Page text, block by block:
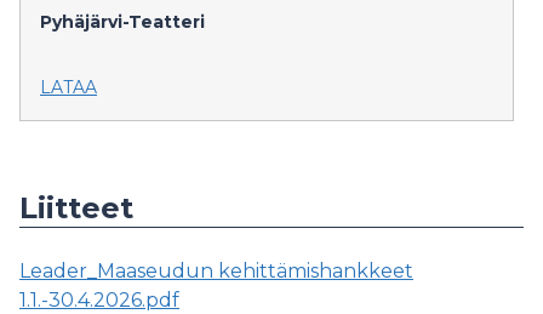
Pyhäjärvi-Teatteri
LATAA
Liitteet
Leader_Maaseudun kehittämishankkeet
1.1.-30.4.2026.pdf